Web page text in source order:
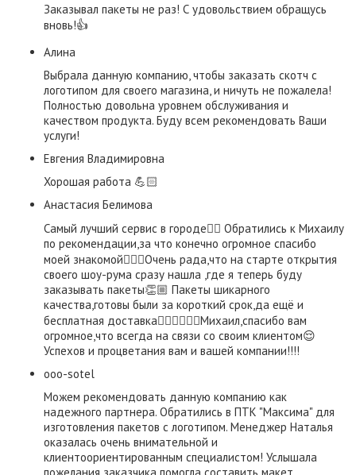
Заказывал пакеты не раз! С удовольствием обращусь
вновь!👍
Алина
Выбрала данную компанию, чтобы заказать скотч с
логотипом для своего магазина, и ничуть не пожалела!
Полностью довольна уровнем обслуживания и
качеством продукта. Буду всем рекомендовать Ваши
услуги!
Евгения Владимировна
Хорошая работа 💪🏻
​Анастасия Белимова
Самый лучший сервис в городе👌🏼 Обратились к Михаилу
по рекомендации,за что конечно огромное спасибо
моей знакомой👍🏼😃Очень рада,что на старте открытия
своего шоу-рума сразу нашла ,где я теперь буду
заказывать пакеты👏🏼 Пакеты шикарного
качества,готовы были за короткий срок,да ещё и
бесплатная доставка👍🏼👍🏼👍🏼Михаил,спасибо вам
огромное,что всегда на связи со своим клиентом😌
Успехов и процветания вам и вашей компании!!!!
ooo-sotel
Можем рекомендовать данную компанию как
надежного партнера. Обратились в ПТК "Максима" для
изготовления пакетов с логотипом. Менеджер Наталья
оказалась очень внимательной и
клиентоориентированным специалистом! Услышала